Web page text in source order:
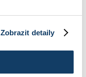
Zobrazit detaily